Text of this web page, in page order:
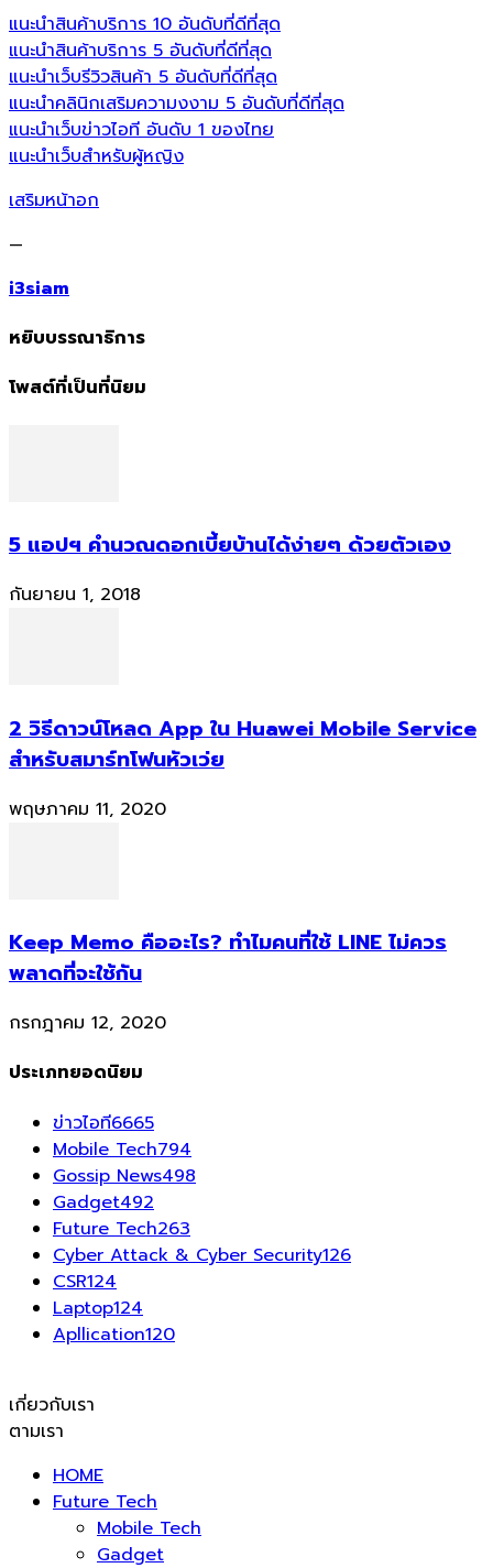
แนะนำสินค้าบริการ 10 อันดับที่ดีที่สุด
แนะนำสินค้าบริการ 5 อันดับที่ดีที่สุด
แนะนำเว็บรีวิวสินค้า 5 อันดับที่ดีที่สุด
แนะนำคลินิกเสริมความงงาม 5 อันดับที่ดีที่สุด
แนะนำเว็บข่าวไอที อันดับ 1 ของไทย
แนะนำเว็บสำหรับผู้หญิง
เสริมหน้าอก
—
i3siam
หยิบบรรณาธิการ
โพสต์ที่เป็นที่นิยม
5 แอปฯ คำนวณดอกเบี้ยบ้านได้ง่ายๆ ด้วยตัวเอง
กันยายน 1, 2018
2 วิธีดาวน์โหลด App ใน Huawei Mobile Service
สำหรับสมาร์ทโฟนหัวเว่ย
พฤษภาคม 11, 2020
Keep Memo คืออะไร? ทำไมคนที่ใช้ LINE ไม่ควร
พลาดที่จะใช้กัน
กรกฎาคม 12, 2020
ประเภทยอดนิยม
ข่าวไอที6665
Mobile Tech794
Gossip News498
Gadget492
Future Tech263
Cyber Attack & Cyber Security126
CSR124
Laptop124
Apllication120
เกี่ยวกับเรา
ตามเรา
HOME
Future Tech
Mobile Tech
Gadget